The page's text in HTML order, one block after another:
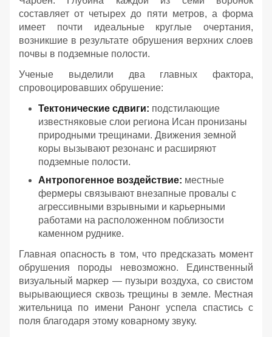
составляет от четырех до пяти метров, а форма
имеет почти идеальные круглые очертания,
возникшие в результате обрушения верхних слоев
почвы в подземные полости.
Ученые выделили два главных фактора,
спровоцировавших обрушение:
Тектонические сдвиги: подстилающие
известняковые слои региона Исан пронизаны
природными трещинами. Движения земной
коры вызывают резонанс и расширяют
подземные полости.
Антропогенное воздействие: местные
фермеры связывают внезапные провалы с
агрессивными взрывными и карьерными
работами на расположенном поблизости
каменном руднике.
Главная опасность в том, что предсказать момент
обрушения породы невозможно. Единственный
визуальный маркер — пузыри воздуха, со свистом
вырывающиеся сквозь трещины в земле. Местная
жительница по имени Ранонг успела спастись с
поля благодаря этому коварному звуку.